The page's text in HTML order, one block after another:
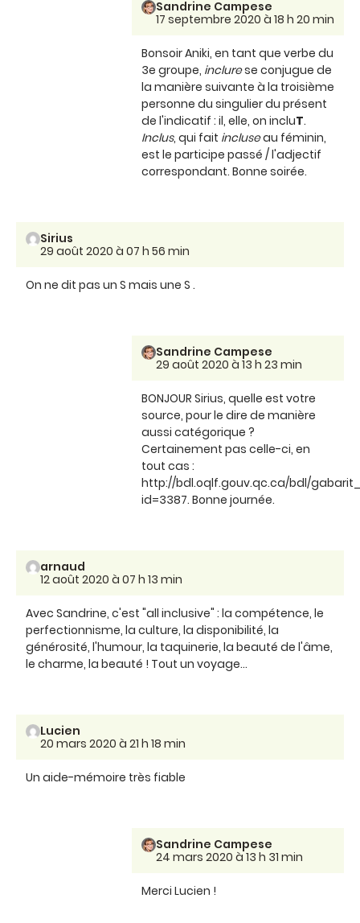
Sandrine Campese
17 septembre 2020 à 18 h 20 min
Bonsoir Aniki, en tant que verbe du
3e groupe, inclurese conjugue de
la manière suivante à la troisième
personne du singulier du présent
de l'indicatif : il, elle, on incluT.
Inclus, qui fait incluseau féminin,
est le participe passé / l'adjectif
correspondant. Bonne soirée.
Sirius
29 août 2020 à 07 h 56 min
On ne dit pas un S mais une S .
Sandrine Campese
29 août 2020 à 13 h 23 min
BONJOUR Sirius, quelle est votre
source, pour le dire de manière
aussi catégorique ?
Certainement pas celle-ci, en
tout cas :
http://bdl.oqlf.gouv.qc.ca/bdl/
id=3387. Bonne journée.
arnaud
12 août 2020 à 07 h 13 min
Avec Sandrine, c'est "all inclusive" : la compétence, le
perfectionnisme, la culture, la disponibilité, la
générosité, l'humour, la taquinerie, la beauté de l'âme,
le charme, la beauté ! Tout un voyage...
Lucien
20 mars 2020 à 21 h 18 min
Un aide-mémoire très fiable
Sandrine Campese
24 mars 2020 à 13 h 31 min
Merci Lucien !